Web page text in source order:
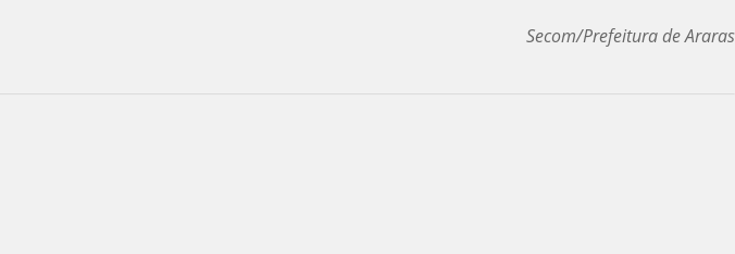
Secom/Prefeitura de Araras